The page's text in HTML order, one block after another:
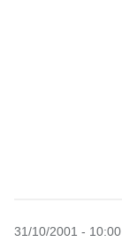
31/10/2001 - 10:00